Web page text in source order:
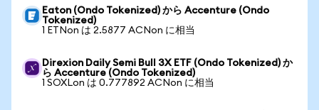
Eaton (Ondo Tokenized) から Accenture (Ondo
Tokenized)
1 ETNon は 2.5877 ACNon に相当
Direxion Daily Semi Bull 3X ETF (Ondo Tokenized) か
ら Accenture (Ondo Tokenized)
1 SOXLon は 0.777892 ACNon に相当